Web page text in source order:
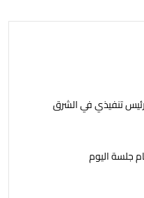
أنكوش أرورا ضمن قائمة أقوى 100 رئيس تنفيذي في الشرق
جلسة اليوم